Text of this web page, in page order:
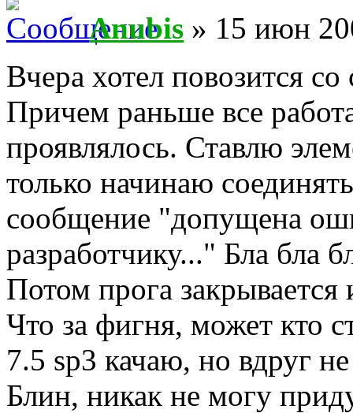
Anubis » 15 июн
Вчера хотел повозится
Причем раньше все
проявлялось. Ставлю
только начинаю
сообщение "допущена
разработчику..." Бла бла
Потом прога закрывается
Что за фигня, может кто
7.5 sp3 качаю, но вдруг
Блин, никак не могу